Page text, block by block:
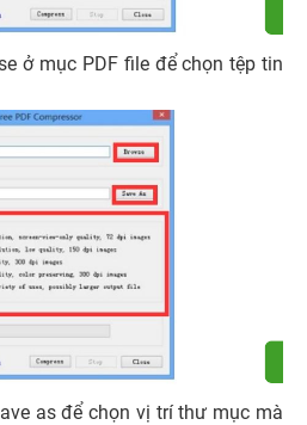
ở mục PDF file để chọn tệp tin
as để chọn vị trí thư mục mà